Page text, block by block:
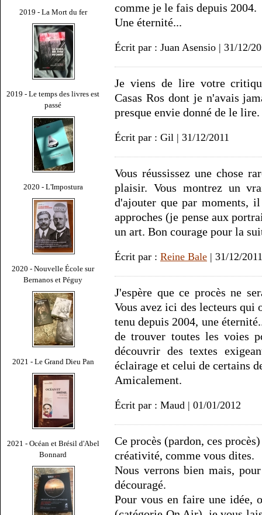
2019 - La Mort du fer
2019 - Le temps des livres est
passé
2020 - L'Impostura
2020 - Nouvelle École sur
Bernanos et Péguy
2021 - Le Grand Dieu Pan
2021 - Océan et Brésil d'Abel
Bonnard
comme je le fais depuis 2004.
Une éternité...
Écrit par : Juan Asensio | 31/12/
Je viens de lire votre
Casas Ros dont je n'avais
presque envie donné de le lire.
Écrit par : Gil | 31/12/2011
Vous réussissez une chose
plaisir. Vous montrez un
d'ajouter que par moments,
approches (je pense aux
un art. Bon courage pour la
Écrit par : Reine Bale | 31/12/2011
J'espère que ce procès ne
Vous avez ici des lecteurs
tenu depuis 2004, une
de trouver toutes les voies
découvrir des textes
éclairage et celui de certains
Amicalement.
Écrit par : Maud | 01/01/2012
Ce procès (pardon, ces
créativité, comme vous dites.
Nous verrons bien mais,
découragé.
Pour vous en faire une idée,